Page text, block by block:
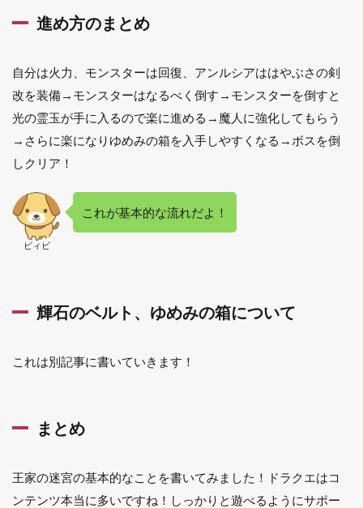
進め方のまとめ
自分は火力、モンスターは回復、アンルシアははやぶさの剣
改を装備→モンスターはなるべく倒す→モンスターを倒すと
光の霊玉が手に入るので楽に進める→魔人に強化してもらう
→さらに楽になりゆめみの箱を入手しやすくなる→ボスを倒
しクリア！
ビィビ
これが基本的な流れだよ！
輝石のベルト、ゆめみの箱について
これは別記事に書いていきます！
まとめ
王家の迷宮の基本的なことを書いてみました！ドラクエはコ
ンテンツ本当に多いですね！しっかりと遊べるようにサポー